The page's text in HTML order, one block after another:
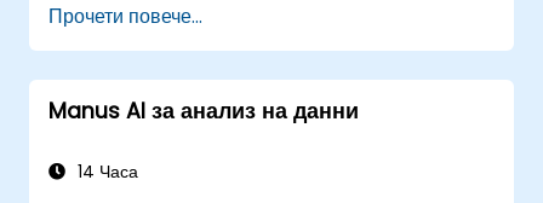
разпространението на съдържание.
Оптимизират ангажираността в социалните
медии с AI-базирани стратегии.
Гарантират, че генерираното от AI
марката.
Прочети повече...
Manus AI за анализ на данни
14 Часа